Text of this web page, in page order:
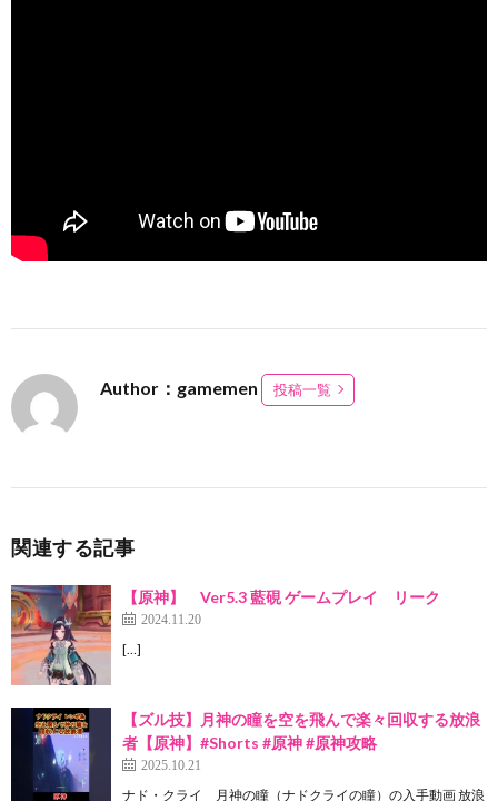
Author：gamemen 投稿一覧
関連する記事
【原神】 Ver5.3 藍硯 ゲームプレイ リーク
2024.11.20
[…]
【ズル技】月神の瞳を空を飛んで楽々回収する放浪
者【原神】#Shorts #原神 #原神攻略
2025.10.21
ナド・クライ 月神の瞳（ナドクライの瞳）の入手動画 放浪